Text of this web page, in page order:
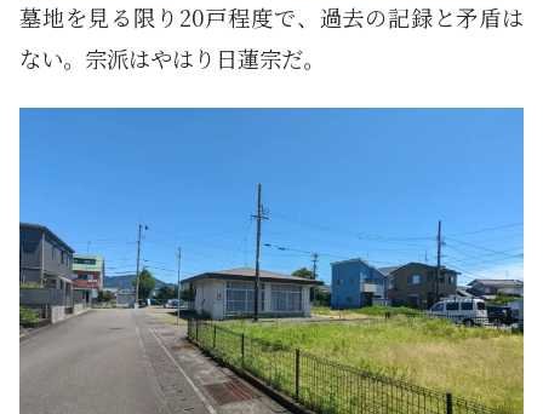
墓地を見る限り20戸程度で、過去の記録と矛盾は
ない。宗派はやはり日蓮宗だ。